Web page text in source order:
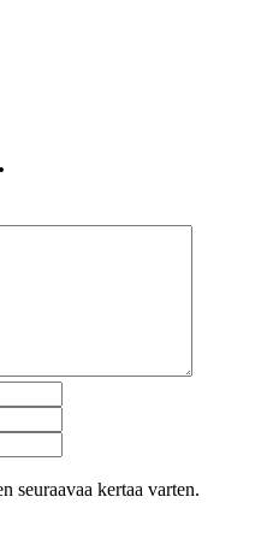
seuraavaa kertaa varten.